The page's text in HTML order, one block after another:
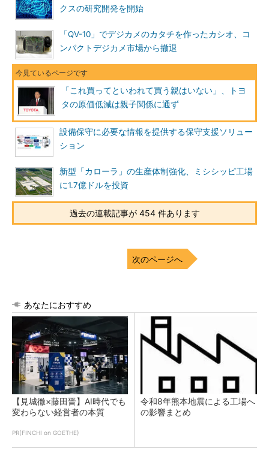
クスの研究開発を開始
「QV-10」でデジカメのカタチを作ったカシオ、コ
ンパクトデジカメ市場から撤退
「これ買ってといわれて買う親はいない」、トヨ
タの原価低減は親子関係に通ず
設備保守に必要な情報を提供する保守支援ソリュー
ション
新型「カローラ」の生産体制強化、ミシシッピ工場
に1.7億ドルを投資
過去の連載記事が 454 件あります
次のページへ
あなたにおすすめ
【見城徹×藤田晋】AI時代でも
変わらない経営者の本質
PR(FINCHI on GOETHE)
令和8年熊本地震による工場へ
の影響まとめ